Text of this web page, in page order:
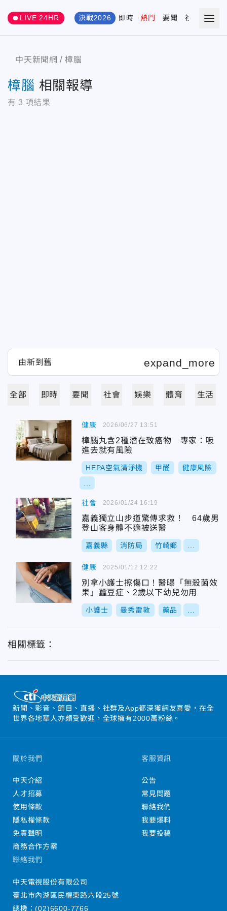
LIVE 24HR 決戰2026 即時 熱門 要聞 社會 娛樂
中天新聞網 樟腦
樟腦 相關報導
有 3 項結果
全部 即時 要聞 社會 娛樂 體育 生活
健康
樟腦丸含2種潛在致癌物 專家：吸
進去就有風險
HEPA空氣清淨機 甲醛 健康風險
2026/06/27 13:51
社會
嘉義獨立山步道驚傳求救！ 64歲男
登山客身體不適被送醫
嘉義縣 消防局 竹崎鄉
2026/01/24 16:19
健康
別拿小護士擦傷口！醫曝「無殺菌效
果」蠶豆症、2歲以下幼兒勿用
小護士 曼秀雷敦 藥品
2025/01/12 12:22
相關標籤：
新聞、影音、節目、直播、社群及App都深獲網友喜愛，在全
世界各地華人亦頗受歡迎，全球擁有2000萬粉絲。
關於我們
中天介紹
人才招募
使用條款
隱私權條款
免責聲明
商務合作方案
客服資訊
公告
常見問題
聯絡我們
我要爆料
我要投稿
聯絡我們
中天電視股份有限公司
臺北市內湖區民權東路六段25號
總機：(02)6600-7766